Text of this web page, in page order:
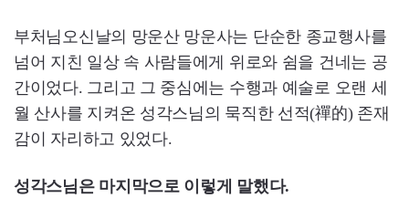
부처님오신날의 망운산 망운사는 단순한 종교행사를
넘어 지친 일상 속 사람들에게 위로와 쉼을 건네는 공
간이었다. 그리고 그 중심에는 수행과 예술로 오랜 세
월 산사를 지켜온 성각스님의 묵직한 선적(禪的) 존재
감이 자리하고 있었다.
성각스님은 마지막으로 이렇게 말했다.